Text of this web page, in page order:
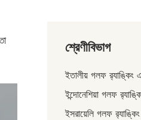
শ্রেণীবিভাগ
ইতালীয় গলফ র‌্যাঙ্কিং
ইন্দোনেশিয়া গলফ
ইসরায়েলি গলফ